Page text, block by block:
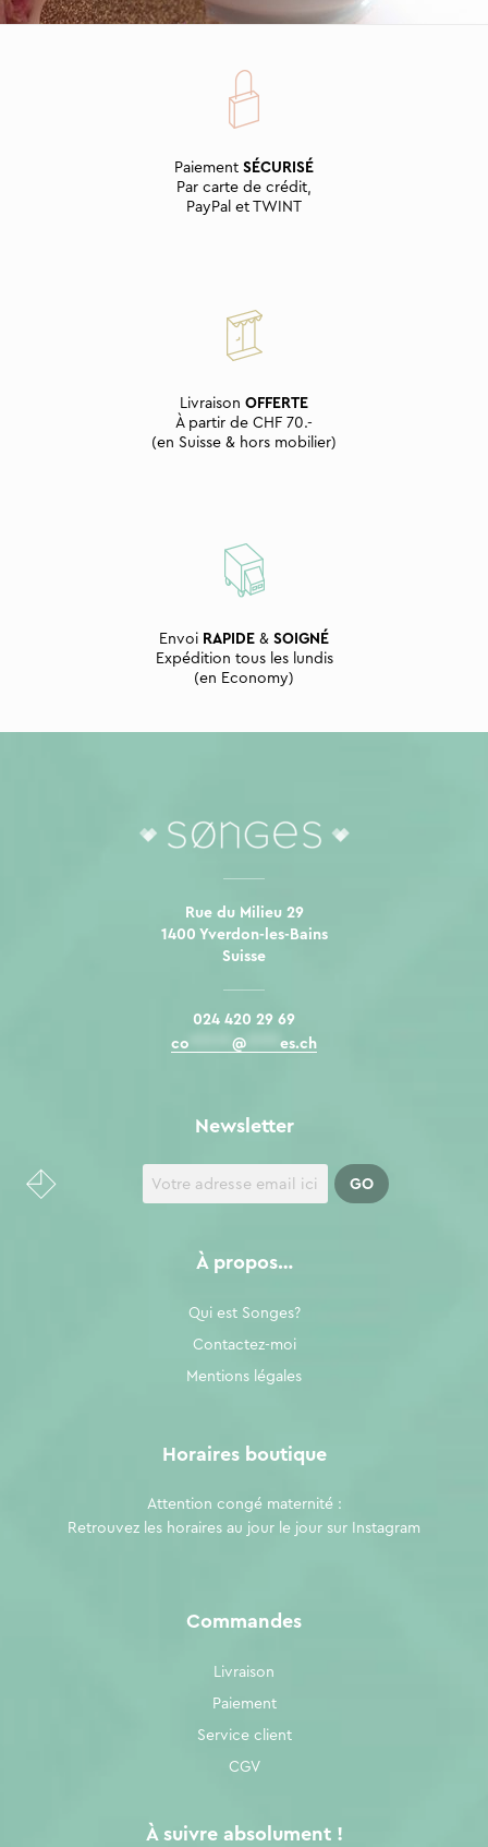
Paiement SÉCURISÉ
Par carte de crédit,
PayPal et TWINT
Livraison OFFERTE
À partir de CHF 70.-
(en Suisse & hors mobilier)
Envoi RAPIDE & SOIGNÉ
Expédition tous les lundis
(en Economy)
Rue du Milieu 29
1400 Yverdon-les-Bains
Suisse
024 420 29 69
co
@ es.ch
Commandes
Livraison
Paiement
Service client
CGV
À suivre absolument !
À propos…
Qui est Songes?
Contactez-moi
Mentions légales
Newsletter
Horaires boutique
Attention congé maternité :
Retrouvez les horaires au jour le jour sur
Instagram